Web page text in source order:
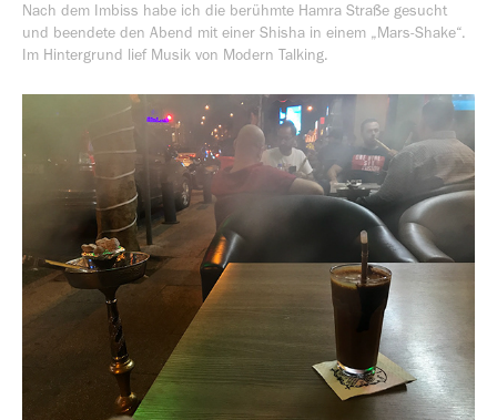
Nach dem Imbiss habe ich die berühmte Hamra Straße gesucht
und beendete den Abend mit einer Shisha in einem „Mars-Shake“.
Im Hintergrund lief Musik von Modern Talking.